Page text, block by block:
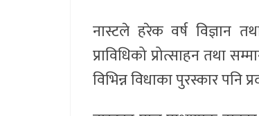
नास्टले हरेक वर्ष विज्ञान
प्राविधिको प्रोत्साहन तथा
विभिन्न विधाका पुरस्कार पनि